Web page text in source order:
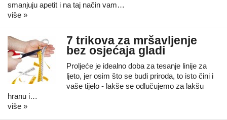
smanjuju apetit i na taj način vam…
više »
7 trikova za mršavljenje
bez osjećaja gladi
Proljeće je idealno doba za tesanje linije za
ljeto, jer osim što se budi priroda, to isto čini i
vaše tijelo - lakše se odlučujemo za lakšu
hranu i…
više »